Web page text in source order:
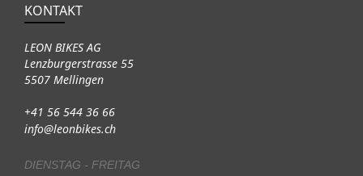
KONTAKT
LEON BIKES AG
Lenzburgerstrasse 55
5507 Mellingen
+41 56 544 36 66
info@leonbikes.ch
DIENSTAG - FREITAG